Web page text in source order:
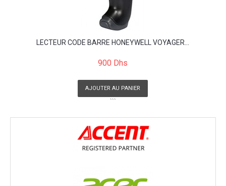
LECTEUR CODE BARRE HONEYWELL VOYAGER...
900 Dhs
AJOUTER AU PANIER
```